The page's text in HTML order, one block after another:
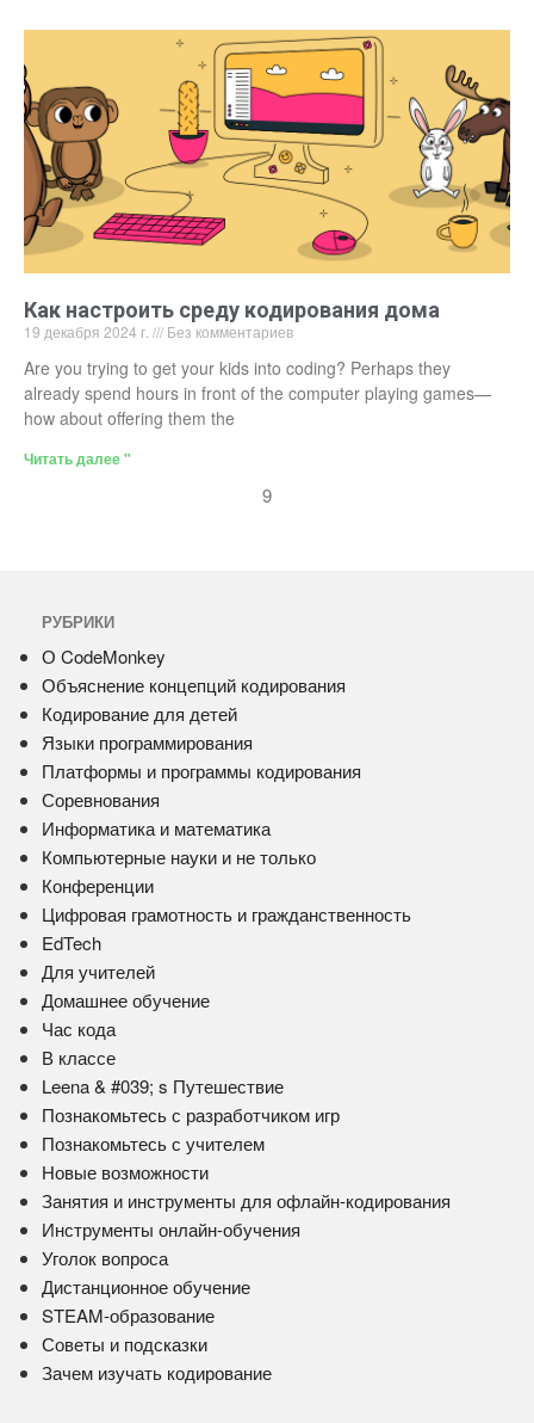
Как настроить среду кодирования дома
19 декабря 2024 г. Без комментариев
Are you trying to get your kids into coding? Perhaps they
already spend hours in front of the computer playing games—
how about offering them the
Читать далее "
9
РУБРИКИ
О CodeMonkey
Объяснение концепций кодирования
Кодирование для детей
Языки программирования
Платформы и программы кодирования
Соревнования
Информатика и математика
Компьютерные науки и не только
Конференции
Цифровая грамотность и гражданственность
EdTech
Для учителей
Домашнее обучение
Час кода
В классе
Leena & #039; s Путешествие
Познакомьтесь с разработчиком игр
Познакомьтесь с учителем
Новые возможности
Занятия и инструменты для офлайн-кодирования
Инструменты онлайн-обучения
Уголок вопроса
Дистанционное обучение
STEAM-образование
Советы и подсказки
Зачем изучать кодирование